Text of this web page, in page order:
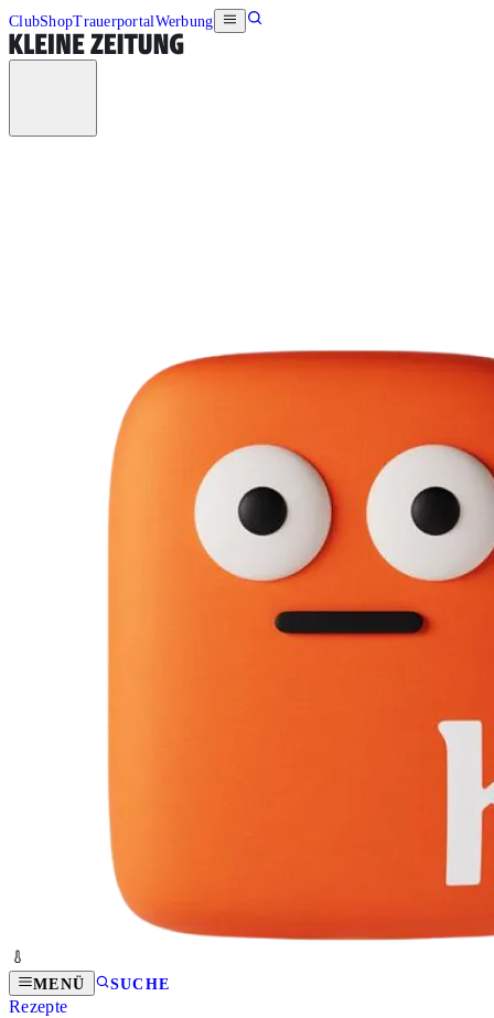
ClubShopTrauerportalWerbung
MENÜ SUCHE
Rezepte